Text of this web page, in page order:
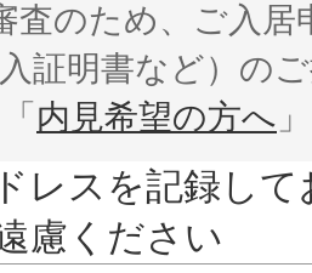
査のため、ご入居
証明書など）の
内見希望の方へ
レスを記録して
慮ください